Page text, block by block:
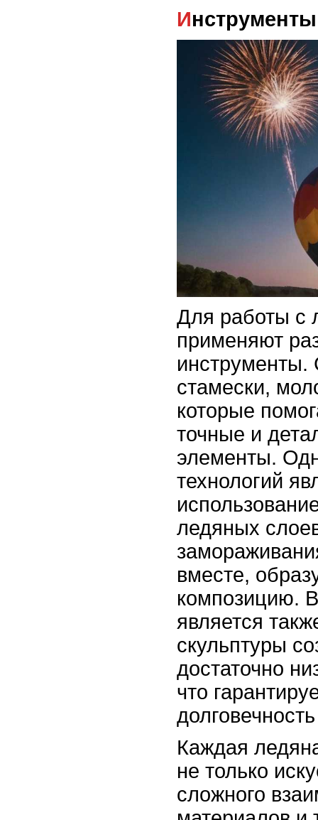
Для работы с
применяют
стамески,
которые
точные и
элементы.
технологий
ледяных
вместе,
композицию.
является
скульптуры
достаточно
что
Каждая
не только
сложного